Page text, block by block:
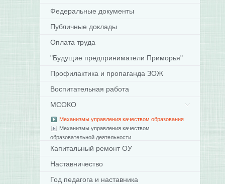
Федеральные документы
Публичные доклады
Оплата труда
"Будущие предприниматели Приморья"
Профилактика и пропаганда ЗОЖ
Воспитательная работа
МСОКО
Механизмы управления качеством образования
Механизмы управления качеством
образовательной деятельности
Капитальный ремонт ОУ
Наставничество
Год педагога и наставника